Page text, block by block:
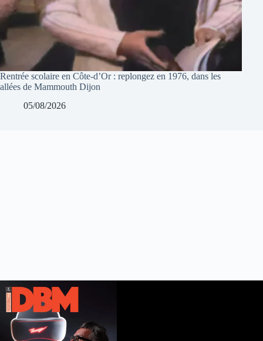
Rentrée scolaire en Côte-d’Or : replongez en 1976, dans les
allées de Mammouth Dijon
05/08/2026